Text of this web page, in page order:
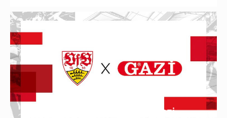
VfB Stuttgart verlängert mit Gazi